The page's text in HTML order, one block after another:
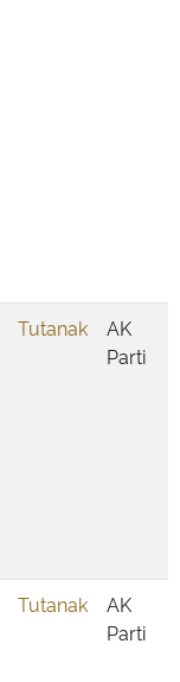
Tutanak
AK
Parti
Tutanak
AK
Parti